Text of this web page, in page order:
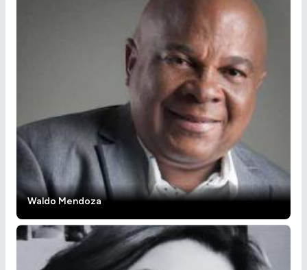
Waldo Mendoza